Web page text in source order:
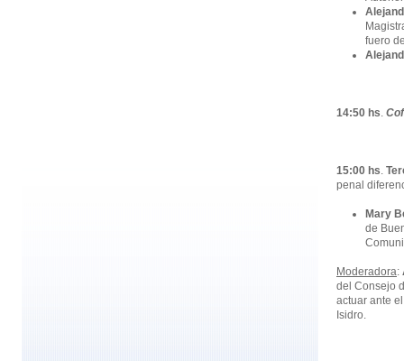
fuero
14:50 hs.
15:00 hs.
penal
Mary
de
Moderadora:
del Consejo
actuar ante
Isidro.